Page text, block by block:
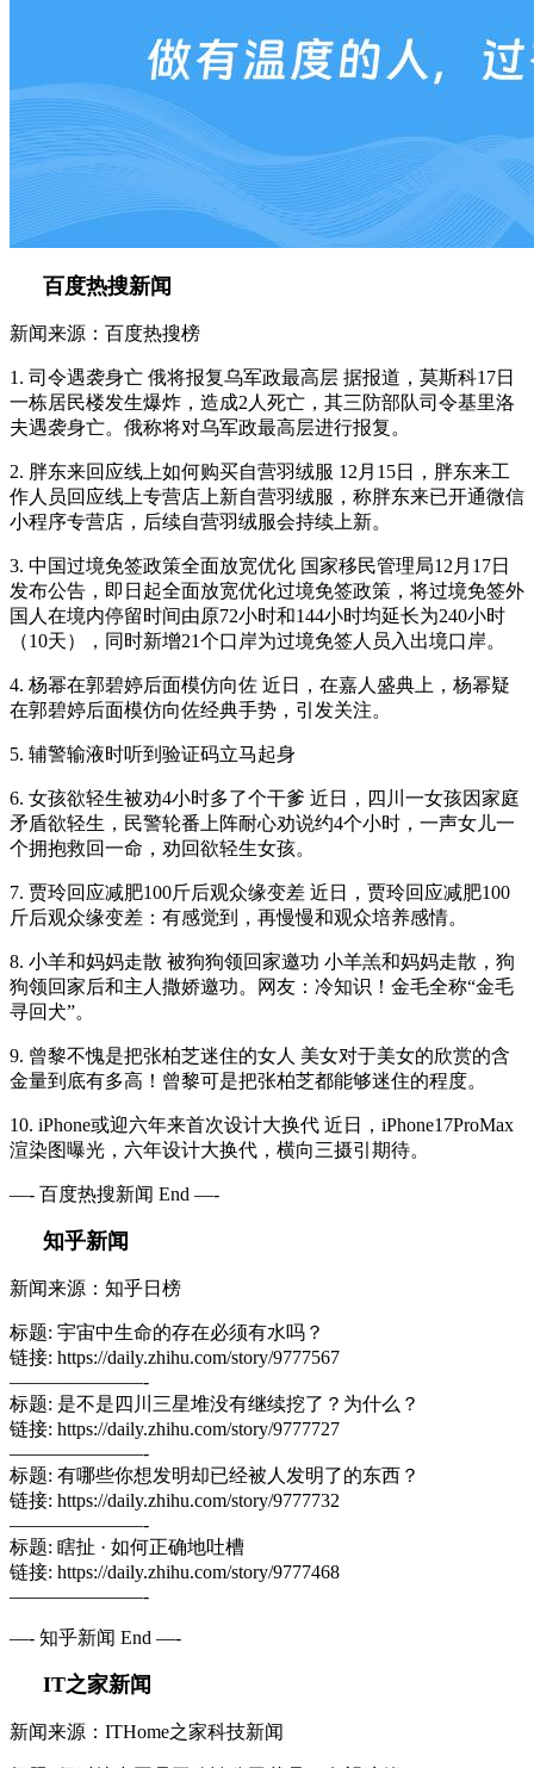
百度热搜新闻
新闻来源：百度热搜榜
1. 司令遇袭身亡 俄将报复乌军政最高层 据报道，莫斯科17日
一栋居民楼发生爆炸，造成2人死亡，其三防部队司令基里洛
夫遇袭身亡。俄称将对乌军政最高层进行报复。
2. 胖东来回应线上如何购买自营羽绒服 12月15日，胖东来工
作人员回应线上专营店上新自营羽绒服，称胖东来已开通微信
小程序专营店，后续自营羽绒服会持续上新。
3. 中国过境免签政策全面放宽优化 国家移民管理局12月17日
发布公告，即日起全面放宽优化过境免签政策，将过境免签外
国人在境内停留时间由原72小时和144小时均延长为240小时
（10天），同时新增21个口岸为过境免签人员入出境口岸。
4. 杨幂在郭碧婷后面模仿向佐 近日，在嘉人盛典上，杨幂疑
在郭碧婷后面模仿向佐经典手势，引发关注。
5. 辅警输液时听到验证码立马起身
6. 女孩欲轻生被劝4小时多了个干爹 近日，四川一女孩因家庭
矛盾欲轻生，民警轮番上阵耐心劝说约4个小时，一声女儿一
个拥抱救回一命，劝回欲轻生女孩。
7. 贾玲回应减肥100斤后观众缘变差 近日，贾玲回应减肥100
斤后观众缘变差：有感觉到，再慢慢和观众培养感情。
8. 小羊和妈妈走散 被狗狗领回家邀功 小羊羔和妈妈走散，狗
狗领回家后和主人撒娇邀功。网友：冷知识！金毛全称“金毛
寻回犬”。
9. 曾黎不愧是把张柏芝迷住的女人 美女对于美女的欣赏的含
金量到底有多高！曾黎可是把张柏芝都能够迷住的程度。
10. iPhone或迎六年来首次设计大换代 近日，iPhone17ProMax
渲染图曝光，六年设计大换代，横向三摄引期待。
—- 百度热搜新闻 End —-
知乎新闻
新闻来源：知乎日榜
标题: 宇宙中生命的存在必须有水吗？
链接: https://daily.zhihu.com/story/9777567
———————-
标题: 是不是四川三星堆没有继续挖了？为什么？
链接: https://daily.zhihu.com/story/9777727
———————-
标题: 有哪些你想发明却已经被人发明了的东西？
链接: https://daily.zhihu.com/story/9777732
———————-
标题: 瞎扯 · 如何正确地吐槽
链接: https://daily.zhihu.com/story/9777468
———————-
—- 知乎新闻 End —-
IT之家新闻
新闻来源：ITHome之家科技新闻